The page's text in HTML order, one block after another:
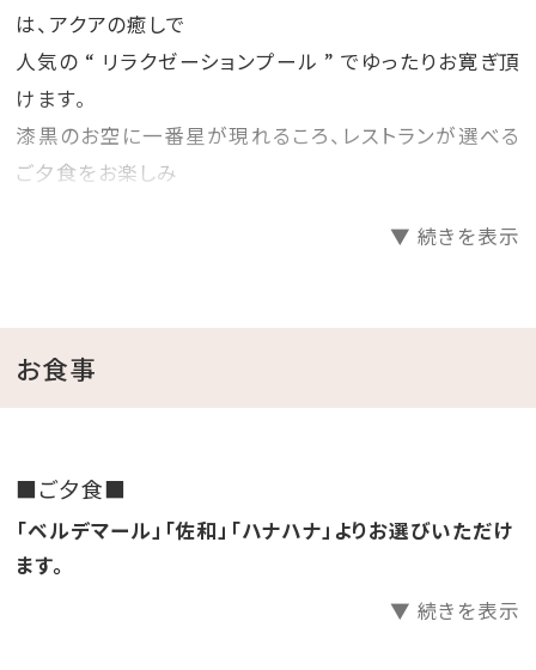
は、アクアの癒しで
人気の “ リラクゼーションプール ” でゆったりお寛ぎ頂
けます。
漆黒のお空に一番星が現れるころ、レストランが選べる
ご夕食をお楽しみ
••✼••------••✼••------••
がら
青空が映るプールでお楽しみ下さい♪
▼ 続きを表示
お食事
■ご夕食■
「ベルデマール」「佐和」「ハナハナ」よりお選びいただけ
ます。
▼ 続きを表示